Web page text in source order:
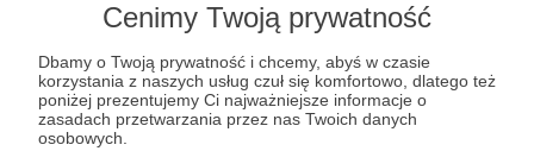
Cenimy Twoją prywatność
Dbamy o Twoją prywatność i chcemy, abyś w czasie
korzystania z naszych usług czuł się komfortowo, dlatego też
poniżej prezentujemy Ci najważniejsze informacje o
zasadach przetwarzania przez nas Twoich danych
osobowych.
przyszłość!
A tymczasem trzymajcie kciuki za naszą
Magdę i jej jutrzejszy mecz w trzeciej rundzie
Australian Open!